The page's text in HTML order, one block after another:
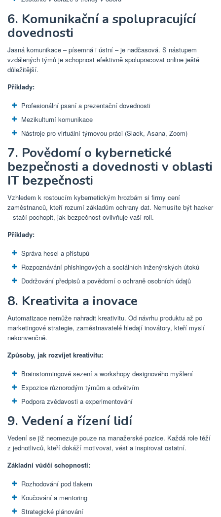
6. Komunikační a spolupracující
dovednosti
Jasná komunikace – písemná i ústní – je nadčasová. S nástupem
vzdálených týmů je schopnost efektivně spolupracovat online ještě
důležitější.
Příklady:
Profesionální psaní a prezentační dovednosti
Mezikulturní komunikace
Nástroje pro virtuální týmovou práci (Slack, Asana, Zoom)
7. Povědomí o kybernetické
bezpečnosti a dovednosti v oblasti
IT bezpečnosti
Vzhledem k rostoucím kybernetickým hrozbám si firmy cení
zaměstnanců, kteří rozumí základům ochrany dat. Nemusíte být hacker
– stačí pochopit, jak bezpečnost ovlivňuje vaši roli.
Příklady:
Správa hesel a přístupů
Rozpoznávání phishingových a sociálních inženýrských útoků
Dodržování předpisů a povědomí o ochraně osobních údajů
8. Kreativita a inovace
Automatizace nemůže nahradit kreativitu. Od návrhu produktu až po
marketingové strategie, zaměstnavatelé hledají inovátory, kteří myslí
nekonvenčně.
Způsoby, jak rozvíjet kreativitu:
Brainstormingové sezení a workshopy designového myšlení
Expozice různorodým týmům a odvětvím
Podpora zvědavosti a experimentování
9. Vedení a řízení lidí
Vedení se již neomezuje pouze na manažerské pozice. Každá role těží
z jednotlivců, kteří dokáží motivovat, vést a inspirovat ostatní.
Základní vůdčí schopnosti:
Rozhodování pod tlakem
Koučování a mentoring
Strategické plánování